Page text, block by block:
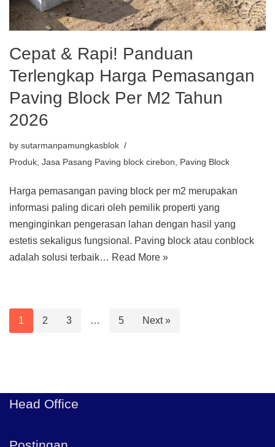
Cepat & Rapi! Panduan
Terlengkap Harga Pemasangan
Paving Block Per M2 Tahun
2026
by sutarmanpamungkasblok
Produk Jasa Pasang Paving block cirebon Paving Block
Harga pemasangan paving block per m2 merupakan
informasi paling dicari oleh pemilik properti yang
menginginkan pengerasan lahan dengan hasil yang
estetis sekaligus fungsional. Paving block atau conblock
adalah solusi terbaik… Read More »
1 2 3 … 5 Next »
Head Office